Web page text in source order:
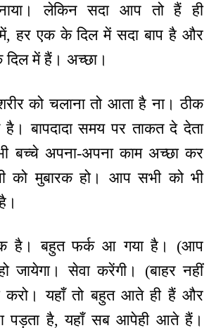
लेकिन सदा आप तो हैं ही
हर एक के दिल में सदा बाप है और
दिल में हैं। अच्छा।
को चलाना तो आता है ना। ठीक
बापदादा समय पर ताकत दे देता
बच्चे अपना-अपना काम अच्छा कर
को मुबारक हो। आप सभी को भी
है। बहुत फर्क आ गया है। (आप
जायेगा। सेवा करेंगी। (बाहर नहीं
करो। यहाँ तो बहुत आते ही हैं और
पड़ता है, यहाँ सब आपेही आते हैं।